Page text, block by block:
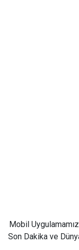
Mobil
Son Dakika ve